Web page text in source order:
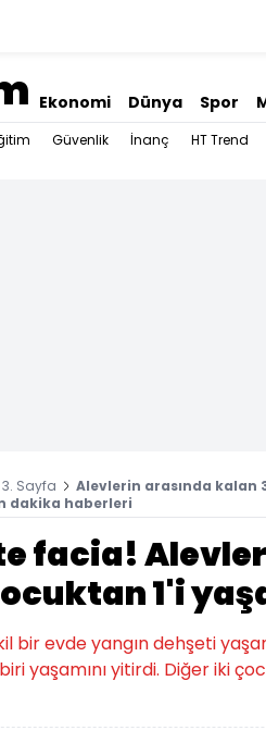
Ekonomi Dünya Spor
Güvenlik İnanç HT Trend
3. Sayfa
Alevlerin arasında kalan
dakika haberleri
facia!
1'i
bir evde yangın dehşeti
yaşamını yitirdi. Diğer iki